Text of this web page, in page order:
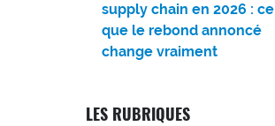
supply chain en 2026 : ce
que le rebond annoncé
change vraiment
LES RUBRIQUES